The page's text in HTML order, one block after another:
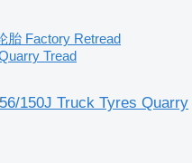
胎 Factory Retread
Tread
150J Truck Tyres Quarry